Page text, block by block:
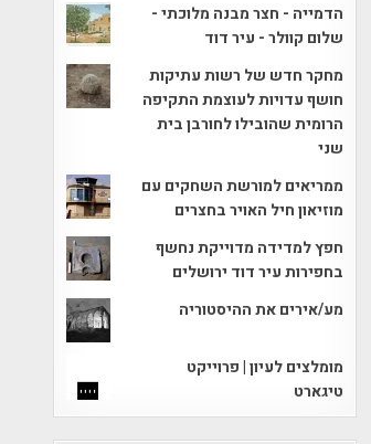
הדמייה - חצר מבנה מלוכתי -
שלום קוולר - עיר דוד
מחקר חדש של רשות עתיקות
חושף עדויות לעוצמת התקיפה
הרומית שהובילו לחורבן בית
שני
ממריאים למורשת השחקים עם
מוזיאון חיל האויר בחצרים
חפץ למדידה מדוייקת נחשף
בחפירות עיר דוד ירושלים
מע/אירים את ההיסטוריה
מומלצים לעיון | פרוייקט
טיגארט